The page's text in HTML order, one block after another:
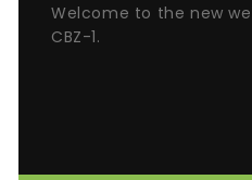
Welcome to the new
CBZ-1.